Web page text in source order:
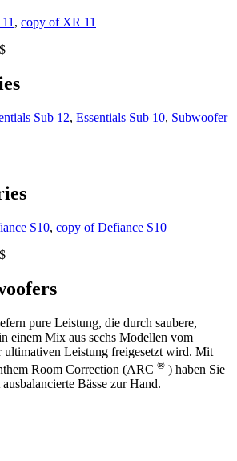
, copy of XR 11
Sub 12, Essentials Sub 10, Subwoofer
S10, copy of Defiance S10
pure Leistung, die durch saubere,
einem Mix aus sechs Modellen vom
ultimativen Leistung freigesetzt wird. Mit
Room Correction (ARC ® ) haben Sie
Bässe zur Hand.